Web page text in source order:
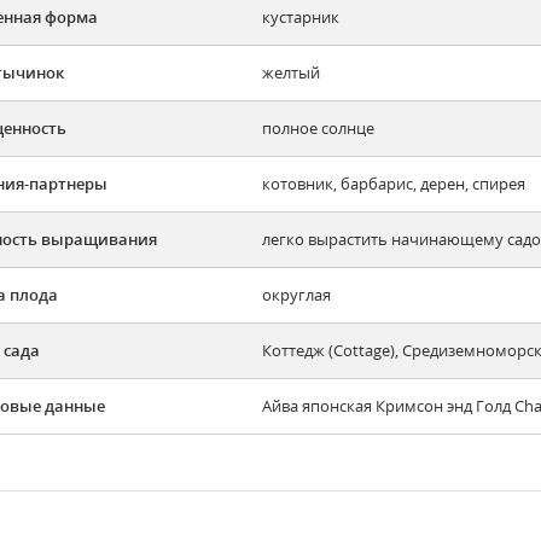
форма кустарник
желтый
полное солнце
партнеры котовник, барбарис, дерен, спирея
выращивания легко вырастить начинающему
плода округлая
Коттедж (Cottage),
данные Айва японская Кримсон энд Голд